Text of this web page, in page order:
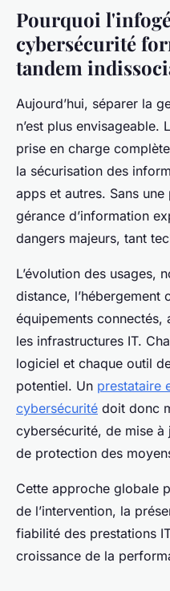
Pourquoi
cybersécurité
tandem
Aujourd’hui, séparer la
n’est plus envisageable.
prise en charge
la sécurisation des
apps et autres. Sans
gérance d’information
dangers majeurs, tant
L’évolution des usages,
distance,
équipements
les infrastructures IT.
logiciel et chaque outil
potentiel. Un prestataire
cybersécurité doit donc
cybersécurité, de mise
de protection des
Cette approche globale
de l’intervention, la
fiabilité des prestations
croissance de la